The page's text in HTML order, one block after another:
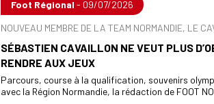
Foot Régional - 09/07/2026
NOUVEAU MEMBRE DE LA TEAM NORMANDIE, LE
SÉBASTIEN CAVAILLON NE VEUT PLUS
RENDRE AUX JEUX
Parcours, course à la qualification, souvenirs
avec la Région Normandie, la rédaction de FOOT